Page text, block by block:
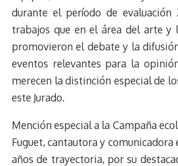
durante el período de evaluación
trabajos que en el área del arte y
promovieron el debate y la
eventos relevantes para la
merecen la distinción especial de
este Jurado.
Mención especial a la Campaña
Fuguet, cantautora y comunicadora
años de trayectoria, por su